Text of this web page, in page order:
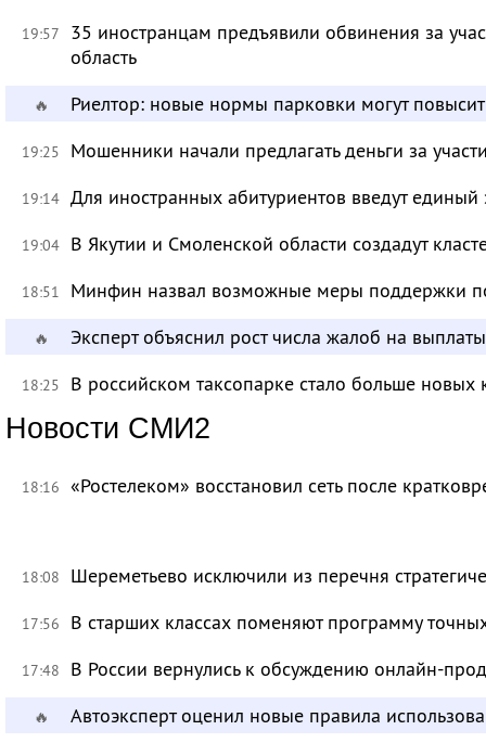
19:57
35 иностранцам предъявили обвинения за
область
🔥 Риелтор: новые нормы парковки могут
19:25 Мошенники начали предлагать деньги за
19:14 Для иностранных абитуриентов введут
19:04 В Якутии и Смоленской области создадут
18:51 Минфин назвал возможные меры поддержки
🔥 Эксперт объяснил рост числа жалоб на
18:25 В российском таксопарке стало больше новых
Новости СМИ2
18:16 «Ростелеком» восстановил сеть после
18:08 Шереметьево исключили из перечня
17:56 В старших классах поменяют программу
17:48 В России вернулись к обсуждению онлайн-
🔥 Автоэксперт оценил новые правила